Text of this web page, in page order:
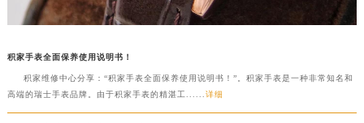
积家手表全面保养使用说明书！
积家维修中心分享：“积家手表全面保养使用说明书！”。积家手表是一种非常知名和
高端的瑞士手表品牌。由于积家手表的精湛工...... 详细